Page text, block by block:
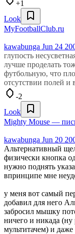
+1
Look
MyFootballClub.ru
kawabunga Jun 24
глупость
лучше проделать
футбольную, что
отсутствии полей и
-2
Look
Mighty Mouse —
kawabunga Jun 20
Альтернативный
физически кнопка
нужно поднять
впринципе мне
у меня вот самый
добавил для него
забросил мышку
ничего и никада
мультитачем) и